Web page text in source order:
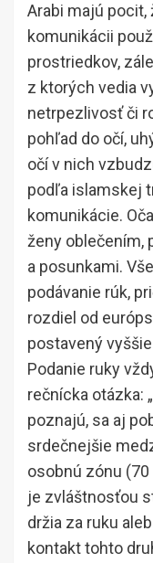
Arabi majú pocit,
komunikácii
prostriedkov,
z ktorých vedia
netrpezlivosť či
pohľad do očí,
očí v nich
podľa islamskej
komunikácie.
ženy oblečením,
a posunkami.
podávanie rúk,
rozdiel od
postavený
Podanie ruky
rečnícka otázka:
poznajú, sa aj
srdečnejšie
osobnú zónu
je zvláštnosťou
držia za ruku
kontakt tohto